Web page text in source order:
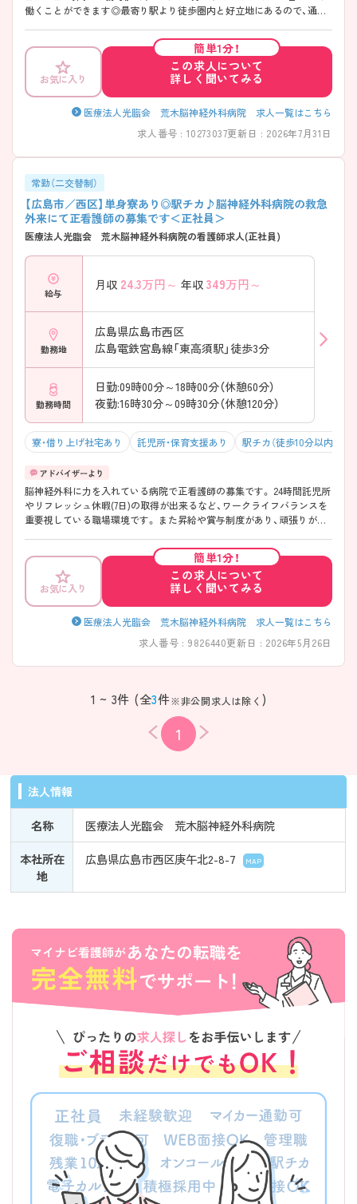
働くことができます◎最寄り駅より徒歩圏内と好立地にあるので、通勤
接対策ポイントなど、さらに詳細をお話しいたしますのでお気軽にご相
談ください！
お気に入り
簡単1分！
この求人について
詳しく聞いてみる
医療法人光臨会 荒木脳神経外科病院 求人一覧はこちら
求人番号 : 10273037更新日 : 2026年7月31日
常勤（二交替制）
【広島市／西区】単身寮あり◎駅チカ♪脳神経外科病院の救急
外来にて正看護師の募集です＜正社員＞
医療法人光臨会 荒木脳神経外科病院の看護師求人(正社員)
給与
月収 24.3万円～ 年収 349万円～
勤務地
広島県広島市西区
広島電鉄宮島線「東高須駅」徒歩3分
勤務時間
日勤:09時00分～18時00分（休憩60分）
夜勤:16時30分～09時30分（休憩120分）
寮・借り上げ社宅あり 託児所・保育支援あり 駅チカ（徒歩10分以内）
脳神経外科に力を入れている病院で正看護師の募集です。 24時間託児所
やリフレッシュ休暇(7日)の取得が出来るなど、ワークライフバランスを
重要視している職場環境です。 また昇給や賞与制度があり、頑張りが評
その方の習熟度合いに合わせて教育を実施しますので安心して就業しや
すいです！ こちらの求人にご興味がございましたら面接のポイントもお
伝えしますので是非ご応募お待ちしております。
お気に入り
簡単1分！
この求人について
詳しく聞いてみる
医療法人光臨会 荒木脳神経外科病院 求人一覧はこちら
求人番号 : 9826440更新日 : 2026年5月26日
1 ~ 3件 (全3件※非公開求人は除く )
1
法人情報
名称
医療法人光臨会 荒木脳神経外科病院
本社所在
地
広島県広島市西区庚午北2-8-7 MAP